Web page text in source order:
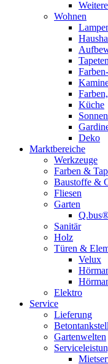
Wohnen
Tapeten
Küche
Deko
Marktbereiche
Werkzeuge
Farben &
Baustoffe &
Fliesen
Garten
Sanitär
Holz
Türen &
Velux
Elektro
Service
Lieferung
Gartenwelten